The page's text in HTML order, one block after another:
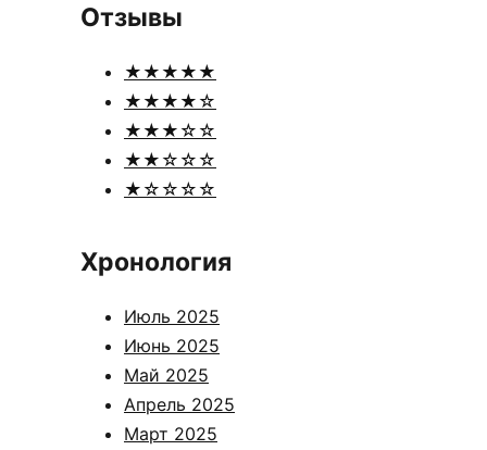
Отзывы
★★★★★
★★★★☆
★★★☆☆
★★☆☆☆
★☆☆☆☆
Хронология
Июль 2025
Июнь 2025
Май 2025
Апрель 2025
Март 2025